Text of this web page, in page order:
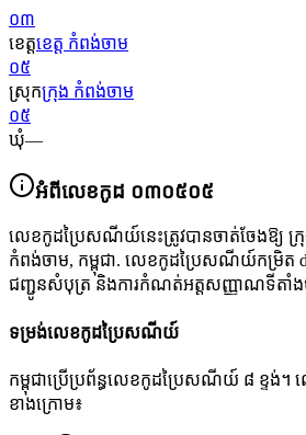
០៣
ខេត្តខេត្ត កំពង់ចាម
០៥
ស្រុកក្រុង កំពង់ចាម
០៥
ឃុំ—
អំពីលេខកូដ ០៣០៥០៥
លេខកូដប្រៃសណីយ៍នេះត្រូវបានចាត់ចែងឱ្យ ក្
កំពង់ចាម, កម្ពុជា. លេខកូដប្រៃសណីយ៍កម្រិត
ជញ្ជូនសំបុត្រ និងការកំណត់អត្តសញ្ញាណទីតាំងប
ទម្រង់លេខកូដប្រៃសណីយ៍
កម្ពុជាប្រើប្រព័ន្ធលេខកូដប្រៃសណីយ៍ ៨ ខ្ទង់
ខាងក្រោម៖